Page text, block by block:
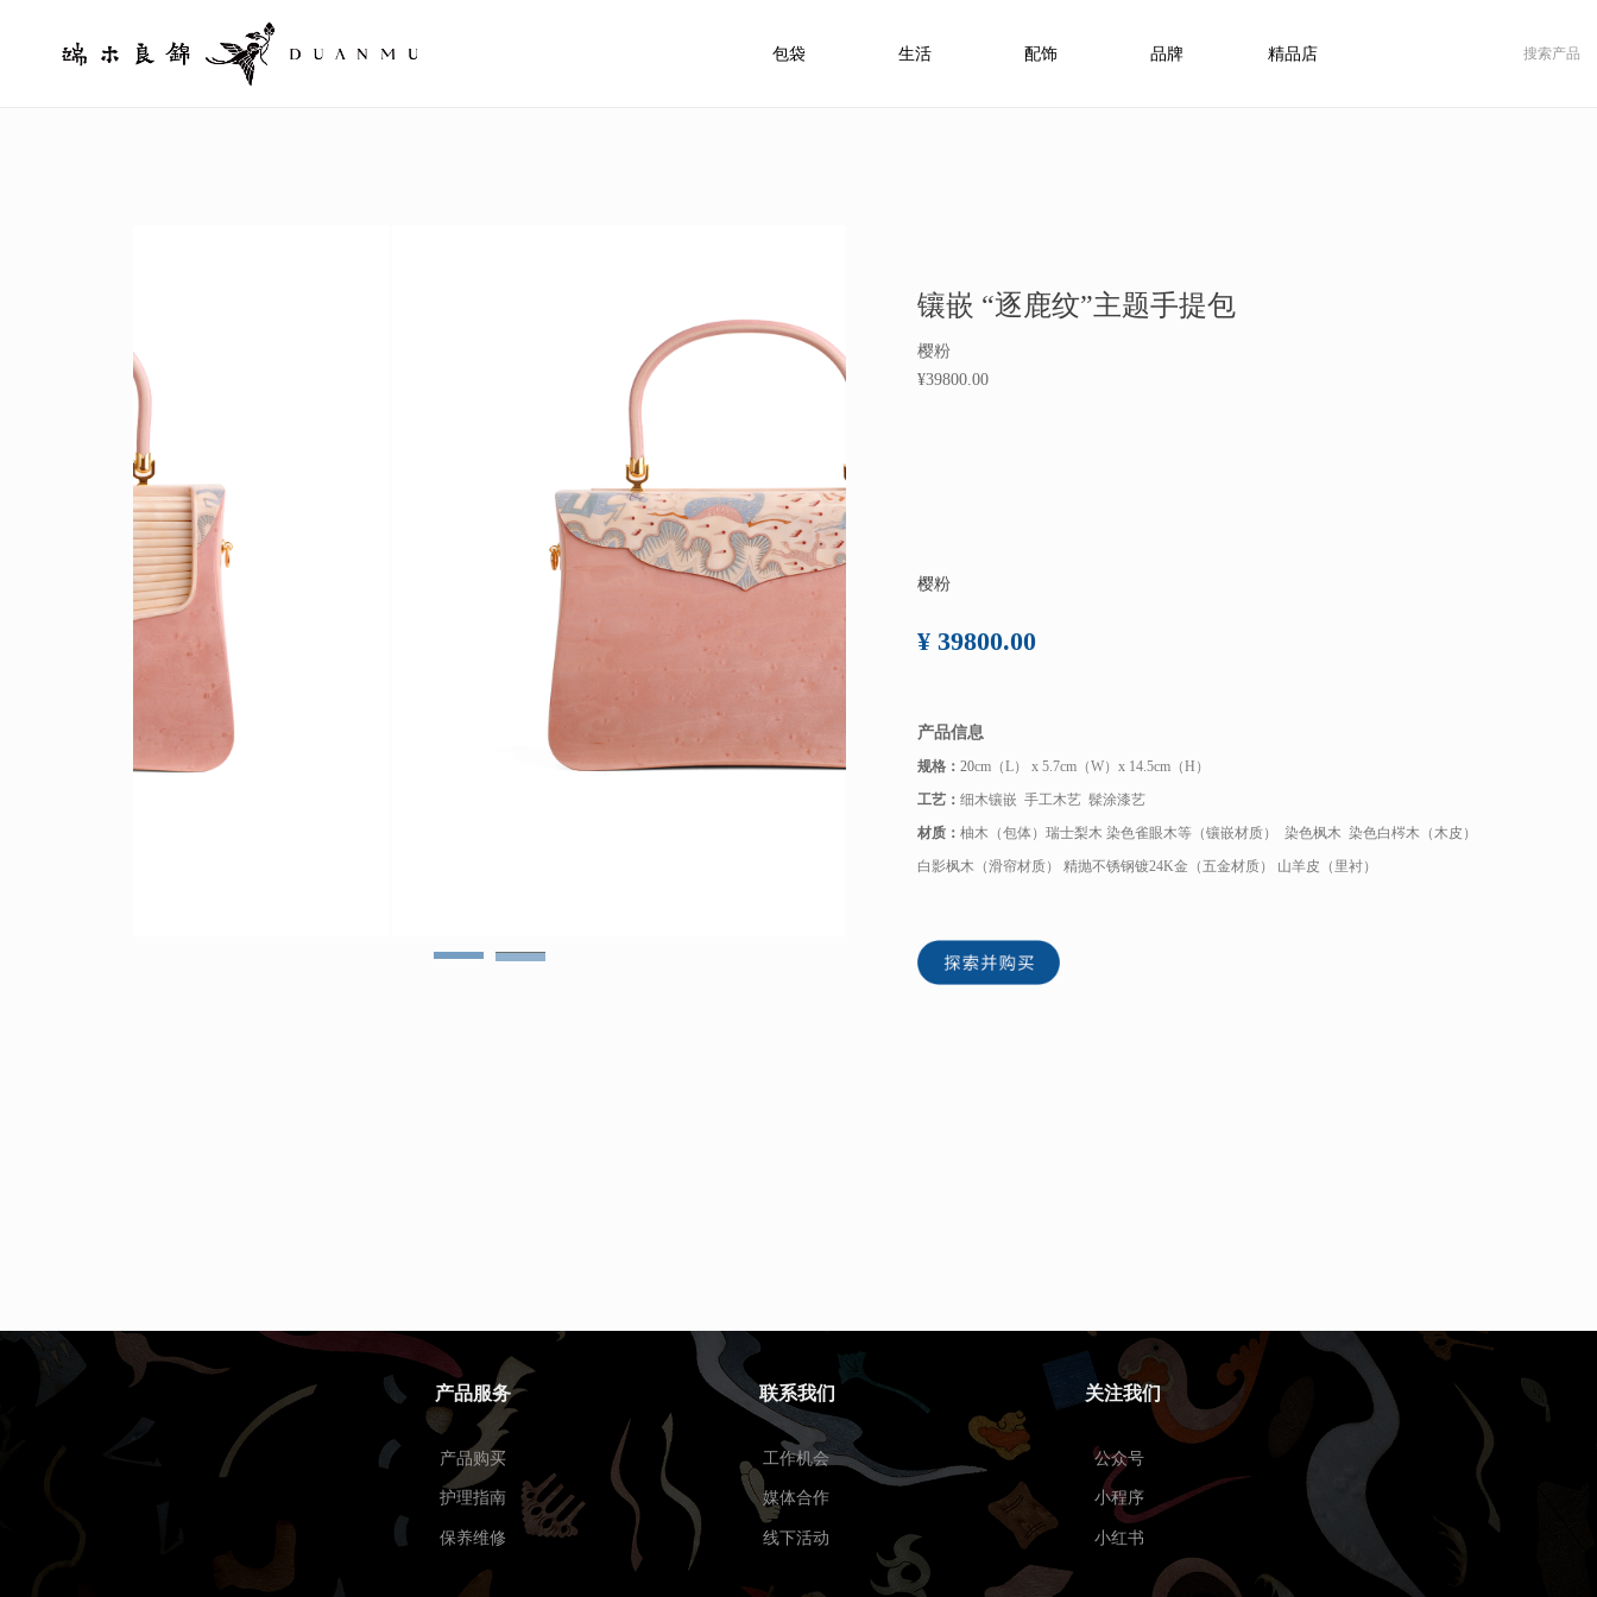
包袋 生活 配饰 品牌 精品店
镶嵌 “逐鹿纹”主题手提包
樱粉
¥39800.00
樱粉
¥ 39800.00
产品信息
规格： 20cm（L） x 5.7cm（W）x 14.5cm（H）
工艺： 细木镶嵌 手工木艺 髹涂漆艺
材质： 柚木（包体）瑞士梨木 染色雀眼木等（镶嵌材质） 染色枫木 染色白梣木（木皮）
白影枫木（滑帘材质） 精抛不锈钢镀24K金（五金材质） 山羊皮（里衬）
产品服务 联系我们 关注我们
产品购买
护理指南
保养维修
公众号
小程序
小红书
工作机会
媒体合作
线下活动